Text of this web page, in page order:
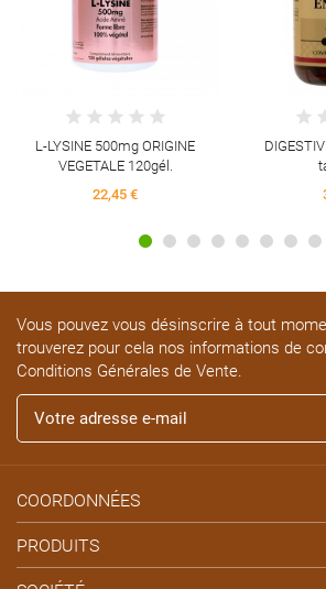
L-LYSINE 500mg ORIGINE
VEGETALE 120gél.
22,45 €
Vous pouvez vous désinscrire à tout
trouverez pour cela nos informations de
Conditions Générales de Vente.
COORDONNÉES
PRODUITS